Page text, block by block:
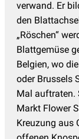
verwand. Er
den
„Röschen“
Blattgemüse
Belgien, wo
oder Brussels
Mal auftraten.
Markt Flower
Kreuzung aus